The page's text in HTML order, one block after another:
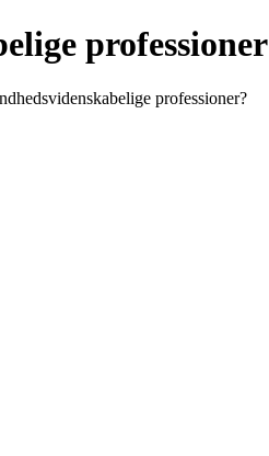
professioner
professioner?